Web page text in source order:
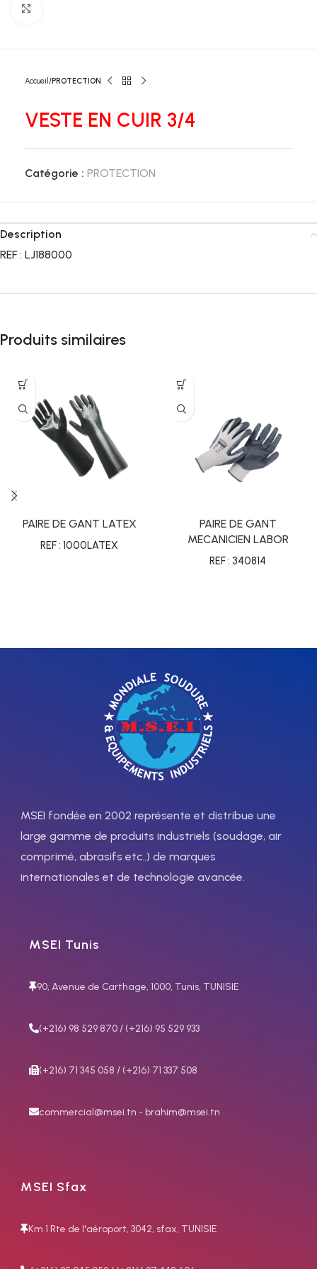
Accueil PROTECTION
VESTE EN CUIR 3/4
Catégorie : PROTECTION
Description
REF : LJ188000
Produits similaires
PAIRE DE GANT LATEX
REF : 1000LATEX
PAIRE DE GANT
MECANICIEN LABOR
REF : 340814
MSEI fondée en 2002 représente et distribue une
large gamme de produits industriels (soudage, air
comprimé, abrasifs etc..) de marques
internationales et de technologie avancée.
MSEI Tunis
90, Avenue de Carthage, 1000, Tunis, TUNISIE
(+216) 98 529 870 / (+216) 95 529 933
(+216) 71 345 058 / (+216) 71 337 508
commercial@msei.tn - brahim@msei.tn
MSEI Sfax
Km 1 Rte de l'aéroport, 3042, sfax, TUNISIE